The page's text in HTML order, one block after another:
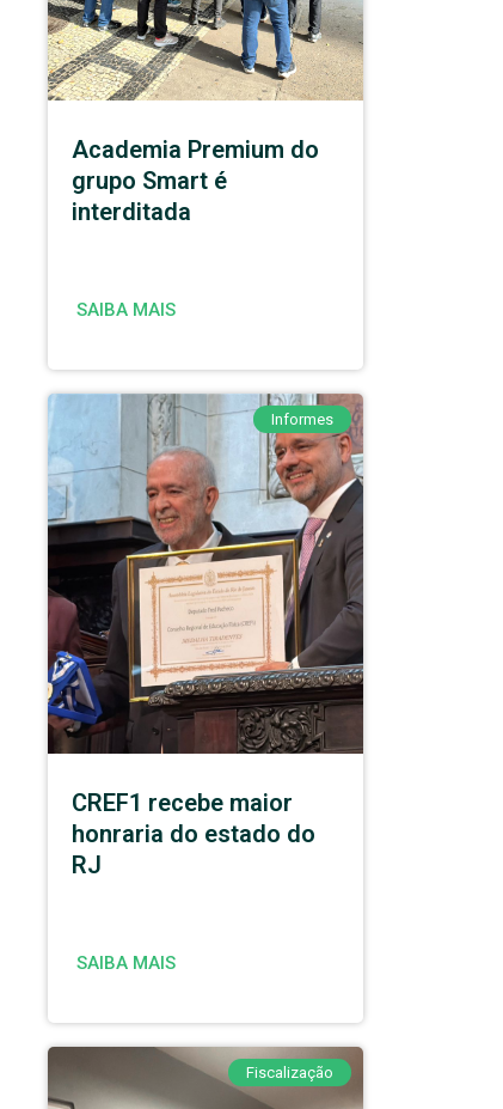
Academia Premium do
grupo Smart é
interditada
SAIBA MAIS
Informes
CREF1 recebe maior
honraria do estado do
RJ
SAIBA MAIS
Fiscalização